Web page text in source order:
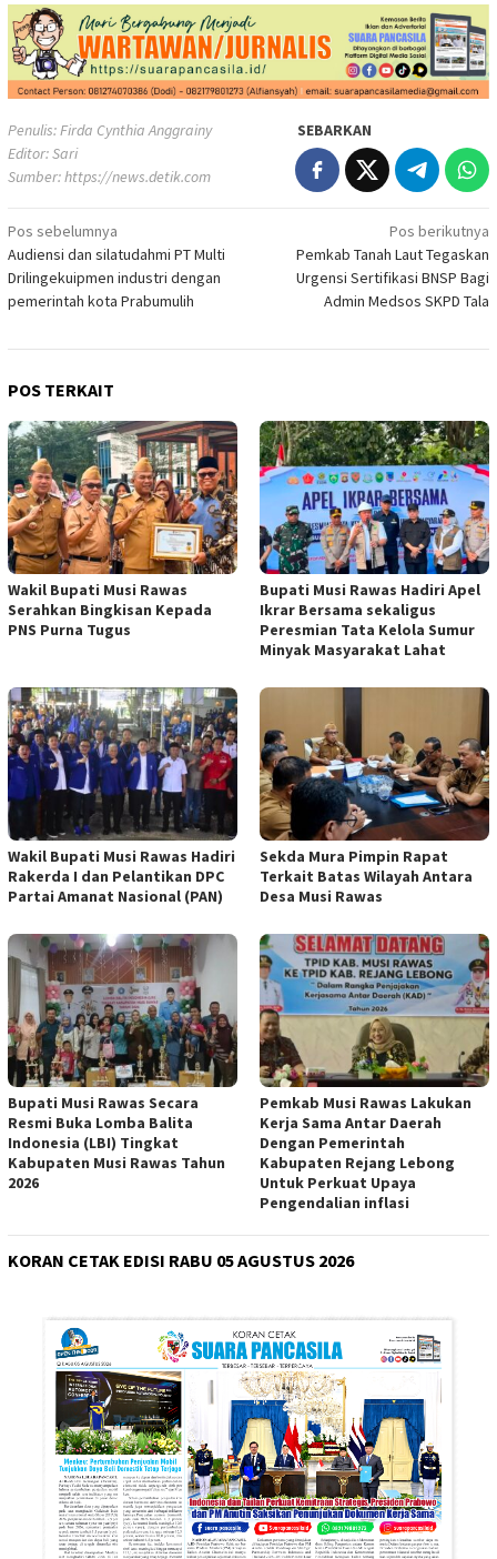
Penulis: Firda Cynthia Anggrainy
Editor: Sari
Sumber:https://news.detik.com
SEBARKAN
Navigasi
pos
Pos sebelumnya
Audiensi dan silatudahmi PT Multi
Drilingekuipmen industri dengan
pemerintah kota Prabumulih
Pos berikutnya
Pemkab Tanah Laut Tegaskan
Urgensi Sertifikasi BNSP Bagi
Admin Medsos SKPD Tala
POS TERKAIT
Wakil Bupati Musi Rawas
Serahkan Bingkisan Kepada
PNS Purna Tugus
Bupati Musi Rawas Hadiri Apel
Ikrar Bersama sekaligus
Peresmian Tata Kelola Sumur
Minyak Masyarakat Lahat
Wakil Bupati Musi Rawas Hadiri
Rakerda I dan Pelantikan DPC
Partai Amanat Nasional (PAN)
Sekda Mura Pimpin Rapat
Terkait Batas Wilayah Antara
Desa Musi Rawas
Bupati Musi Rawas Secara
Resmi Buka Lomba Balita
Indonesia (LBI) Tingkat
Kabupaten Musi Rawas Tahun
2026
Pemkab Musi Rawas Lakukan
Kerja Sama Antar Daerah
Dengan Pemerintah
Kabupaten Rejang Lebong
Untuk Perkuat Upaya
Pengendalian inflasi
KORAN CETAK EDISI RABU 05 AGUSTUS 2026